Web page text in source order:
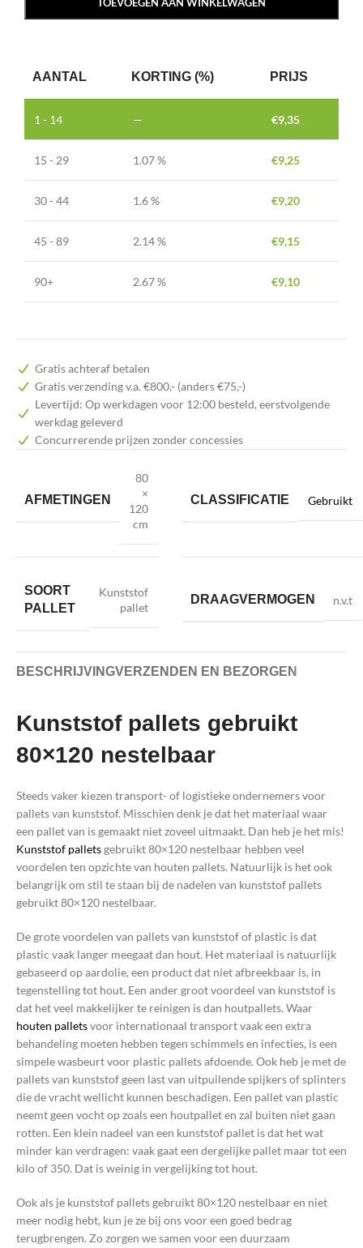
AANTAL KORTING (%) PRIJS
1 - 14 — €9,35
15 - 29 1.07 % €9,25
30 - 44 1.6 % €9,20
45 - 89 2.14 % €9,15
90+ 2.67 % €9,10
Gratis achteraf betalen
Gratis verzending v.a. €800,- (anders €75,-)
Levertijd: Op werkdagen voor 12:00 besteld, eerstvolgende
werkdag geleverd
Concurrerende prijzen zonder concessies
AFMETINGEN
80
×
120
cm
CLASSIFICATIE Gebruikt
SOORT
PALLET
Kunststof
pallet
DRAAGVERMOGEN n.v.t
BESCHRIJVINGVERZENDEN EN BEZORGEN
Kunststof pallets gebruikt
80×120 nestelbaar
Steeds vaker kiezen transport- of logistieke ondernemers voor
pallets van kunststof. Misschien denk je dat het materiaal waar
een pallet van is gemaakt niet zoveel uitmaakt. Dan heb je het mis!
Kunststof pallets gebruikt 80×120 nestelbaar hebben veel
voordelen ten opzichte van houten pallets. Natuurlijk is het ook
belangrijk om stil te staan bij de nadelen van kunststof pallets
gebruikt 80×120 nestelbaar.
De grote voordelen van pallets van kunststof of plastic is dat
plastic vaak langer meegaat dan hout. Het materiaal is natuurlijk
gebaseerd op aardolie, een product dat niet afbreekbaar is, in
tegenstelling tot hout. Een ander groot voordeel van kunststof is
dat het veel makkelijker te reinigen is dan houtpallets. Waar
houten palletsvoor internationaal transport vaak een extra
behandeling moeten hebben tegen schimmels en infecties, is een
simpele wasbeurt voor plastic pallets afdoende. Ook heb je met de
pallets van kunststof geen last van uitpuilende spijkers of splinters
die de vracht wellicht kunnen beschadigen. Een pallet van plastic
neemt geen vocht op zoals een houtpallet en zal buiten niet gaan
rotten. Een klein nadeel van een kunststof pallet is dat het wat
minder kan verdragen: vaak gaat een dergelijke pallet maar tot een
kilo of 350. Dat is weinig in vergelijking tot hout.
Ook als je kunststof pallets gebruikt 80×120 nestelbaar en niet
meer nodig hebt, kun je ze bij ons voor een goed bedrag
terugbrengen. Zo zorgen we samen voor een duurzaam